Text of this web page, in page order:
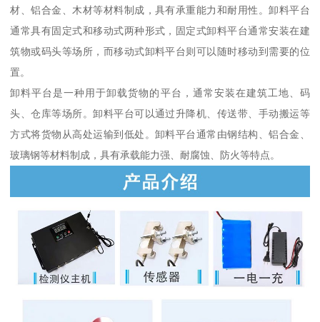
材、铝合金、木材等材料制成，具有承重能力和耐用性。卸料平台
通常具有固定式和移动式两种形式，固定式卸料平台通常安装在建
筑物或码头等场所，而移动式卸料平台则可以随时移动到需要的位
置。
卸料平台是一种用于卸载货物的平台，通常安装在建筑工地、码
头、仓库等场所。卸料平台可以通过升降机、传送带、手动搬运等
方式将货物从高处运输到低处。卸料平台通常由钢结构、铝合金、
玻璃钢等材料制成，具有承载能力强、耐腐蚀、防火等特点。